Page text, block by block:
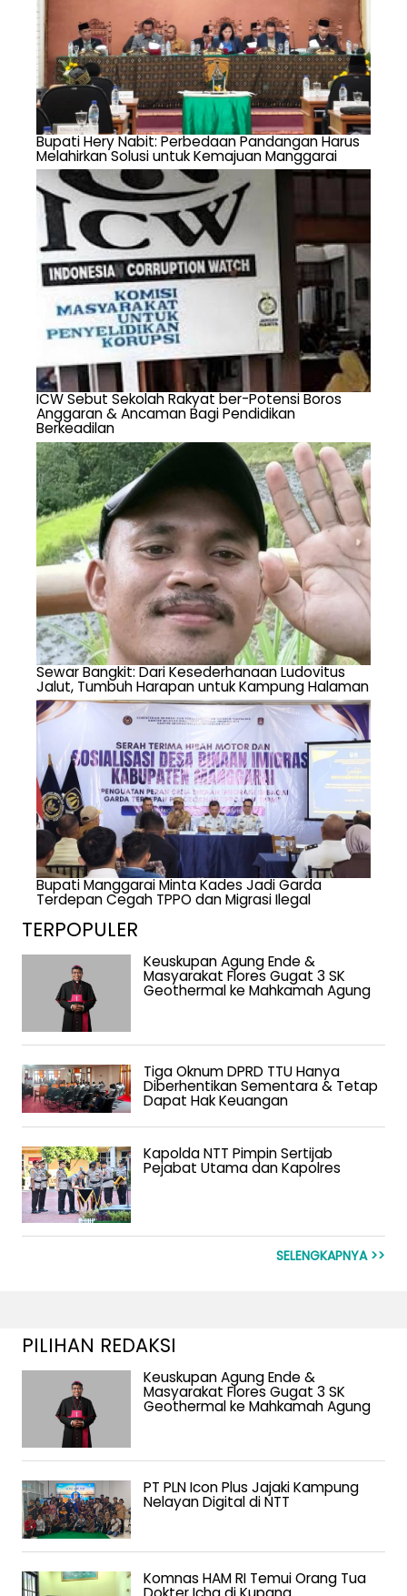
Bupati Hery Nabit: Perbedaan Pandangan Harus
Melahirkan Solusi untuk Kemajuan Manggarai
ICW Sebut Sekolah Rakyat ber-Potensi Boros
Anggaran & Ancaman Bagi Pendidikan
Berkeadilan
Sewar Bangkit: Dari Kesederhanaan Ludovitus
Jalut, Tumbuh Harapan untuk Kampung Halaman
Bupati Manggarai Minta Kades Jadi Garda
Terdepan Cegah TPPO dan Migrasi Ilegal
TERPOPULER
Keuskupan Agung Ende &
Masyarakat Flores Gugat 3 SK
Geothermal ke Mahkamah Agung
Tiga Oknum DPRD TTU Hanya
Diberhentikan Sementara & Tetap
Dapat Hak Keuangan
Kapolda NTT Pimpin Sertijab
Pejabat Utama dan Kapolres
SELENGKAPNYA >>
PILIHAN REDAKSI
Keuskupan Agung Ende &
Masyarakat Flores Gugat 3 SK
Geothermal ke Mahkamah Agung
PT PLN Icon Plus Jajaki Kampung
Nelayan Digital di NTT
Komnas HAM RI Temui Orang Tua